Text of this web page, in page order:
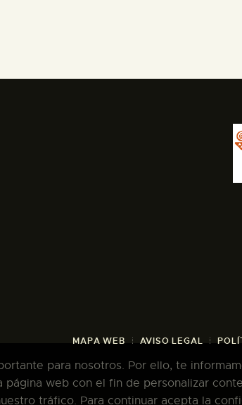
MAPA WEB AVISO LEGAL
para nosotros. Por ello, te
página web con el fin de personalizar
tráfico. Para continuar acepta la